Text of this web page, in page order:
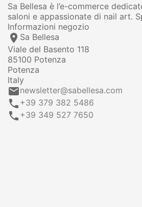
Sa Bellesa è l’e-commerce
saloni e appassionate di nail art.
Informazioni negozio
location_on Sa Bellesa
Viale del Basento 118
85100 Potenza
Potenza
Italy
emailnewsletter@sabellesa.com
call +39 379 382 5486
call +39 349 527 7650